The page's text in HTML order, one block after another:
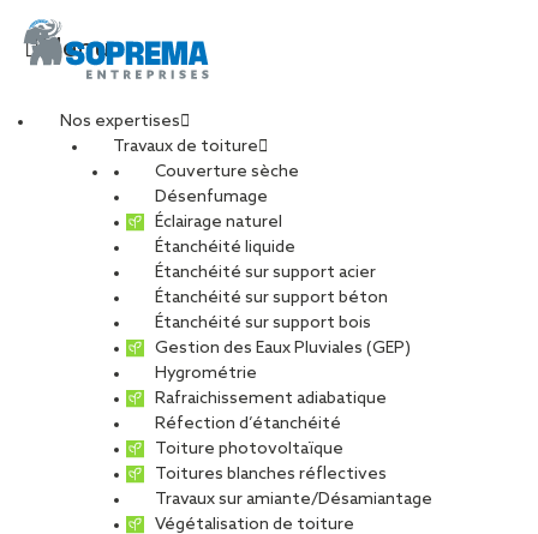
Menu
Nos expertises
Travaux de toiture
Couverture sèche
Désenfumage
Éclairage naturel
Étanchéité liquide
Étanchéité sur support acier
Étanchéité sur support béton
Étanchéité sur support bois
Gestion des Eaux Pluviales (GEP)
Hygrométrie
Rafraichissement adiabatique
Réfection d’étanchéité
Toiture photovoltaïque
Toitures blanches réflectives
Travaux sur amiante/Désamiantage
Végétalisation de toiture
VOIR LES PHOTOS